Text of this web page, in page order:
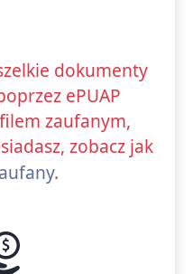
dokumenty
ePUAP
zaufanym,
zobacz jak
.